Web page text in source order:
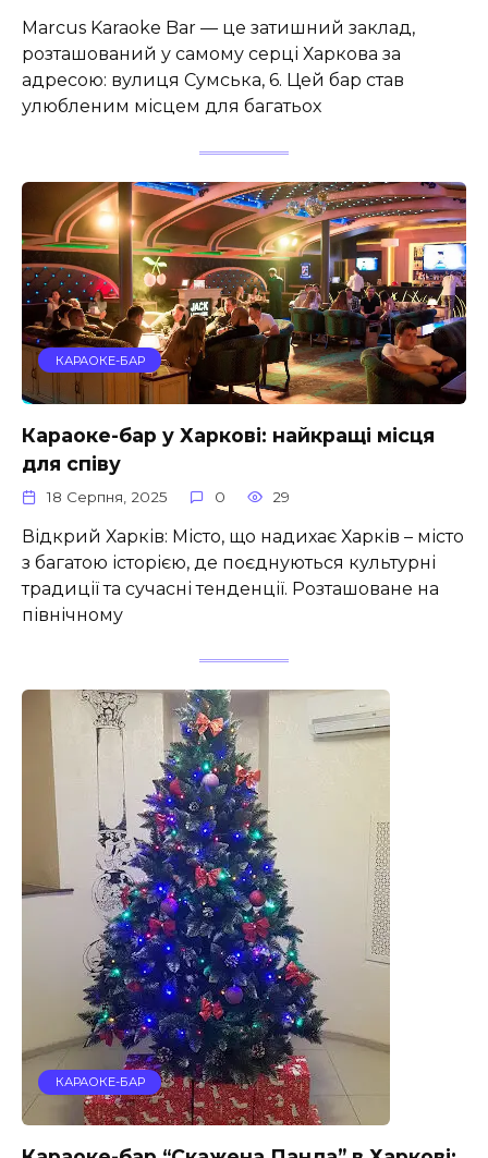
Marcus Karaoke Bar — це затишний заклад,
розташований у самому серці Харкова за
адресою: вулиця Сумська, 6. Цей бар став
улюбленим місцем для багатьох
КАРАОКЕ-БАР
Караоке-бар у Харкові: найкращі місця
для співу
18 Серпня, 2025 0 29
Відкрий Харків: Місто, що надихає Харків – місто
з багатою історією, де поєднуються культурні
традиції та сучасні тенденції. Розташоване на
північному
КАРАОКЕ-БАР